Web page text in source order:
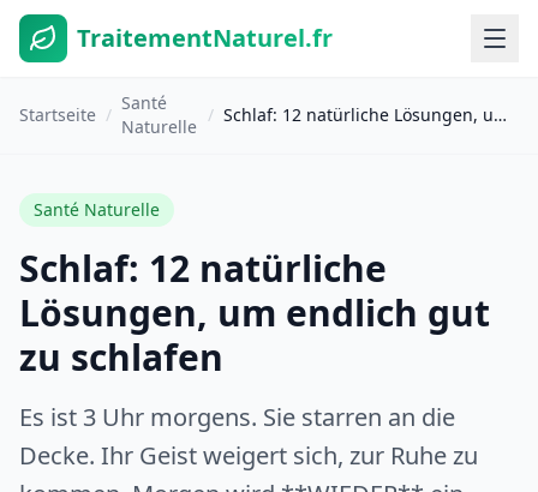
TraitementNaturel.fr
Startseite /
Santé
Naturelle
/ Schlaf: 12 natürliche Lösungen, um endlich gut zu schlafen
Santé Naturelle
Schlaf: 12 natürliche
Lösungen, um endlich gut
zu schlafen
Es ist 3 Uhr morgens. Sie starren an die
Decke. Ihr Geist weigert sich, zur Ruhe zu